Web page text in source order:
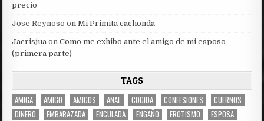
precio
Jose Reynoso onMi Primita cachonda
Jacrisjua onComo me exhibo ante el amigo de mi esposo
(primera parte)
TAGS
AMIGA AMIGO AMIGOS ANAL COGIDA CONFESIONES
CUERNOS
DINERO
EMBARAZADA ENCULADA ENGAÑO EROTISMO
ESPOSA